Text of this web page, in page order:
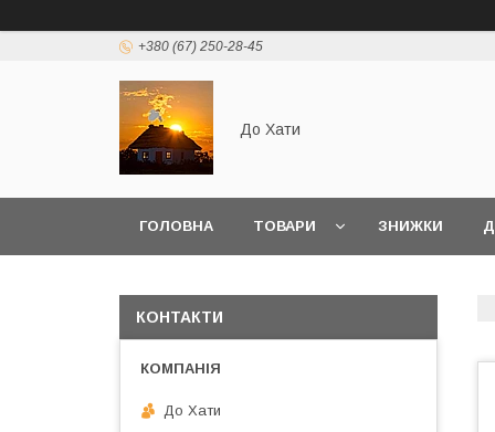
+380 (67) 250-28-45
До Хати
ГОЛОВНА ТОВАРИ ЗНИЖКИ
КОНТАКТИ
До Хати